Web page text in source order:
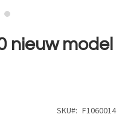
nieuw model
SKU F1060014